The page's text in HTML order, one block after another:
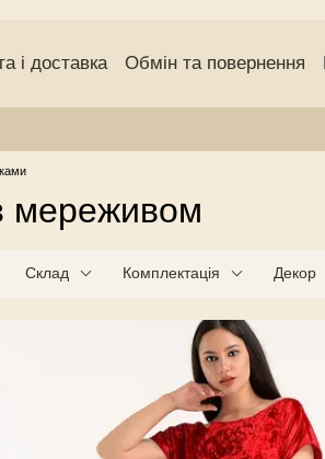
і доставка Обмін та повернення
мереживом
Склад Комплектація Декор